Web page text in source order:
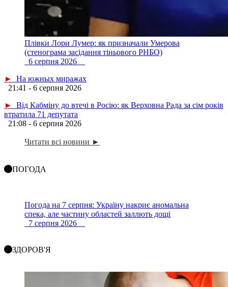
Плівки Лори Лумер: як призначали Умерова
(стенограма засідання тіньового РНБО)
6 серпня 2026
►
На южных миражах
21:41 - 6 серпня 2026
►
Від Кабміну до втечі в Росію: як Верховна Рада за сім років
втратила 71 депутата
21:08 - 6 серпня 2026
Читати всі новини ►
ПОГОДА
Погода на 7 серпня: Україну накриє аномальна
спека, але частину областей заллють дощі
7 серпня 2026
ЗДОРОВ'Я